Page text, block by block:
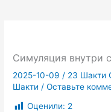
Симуляция внутри
2025-10-09 / 23 Шакти
Шакти /Оставьте
Оценили: 2